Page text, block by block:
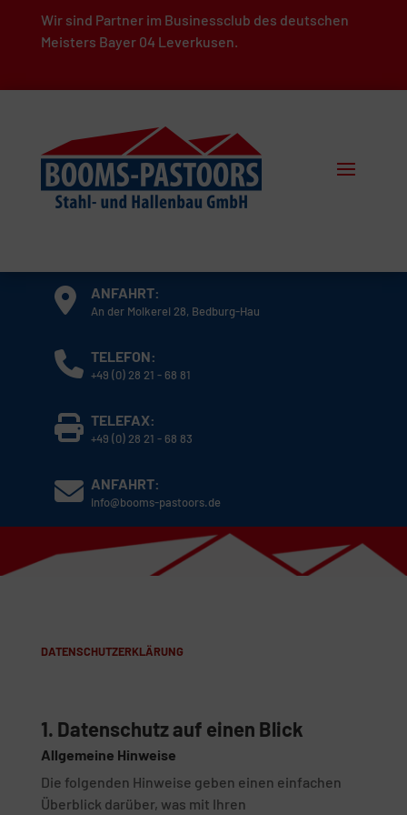
Wir sind Partner im Businessclub des deutschen
Meisters Bayer 04 Leverkusen.
ANFAHRT:
An der Molkerei 28, Bedburg-Hau
TELEFON:
+49 (0) 28 21 - 68 81
TELEFAX:
+49 (0) 28 21 - 68 83
ANFAHRT:
info@booms-pastoors.de
DATENSCHUTZ­ERKLÄRUNG
1. Datenschutz auf einen Blick
Allgemeine Hinweise
Die folgenden Hinweise geben einen einfachen
Überblick darüber, was mit Ihren